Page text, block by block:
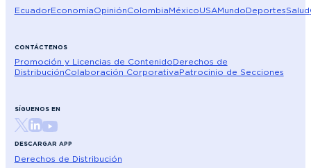
EcuadorEconomíaOpiniónColombiaMéxicoUSAMundoDeportesSalud
CONTÁCTENOS
Promoción y Licencias de ContenidoDerechos de
DistribuciónColaboración CorporativaPatrocinio de Secciones
SÍGUENOS EN
DESCARGAR APP
Derechos de Distribución